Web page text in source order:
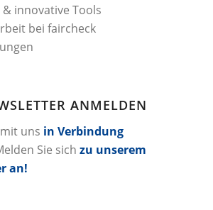
innovative Tools
bei faircheck
ANMELDEN
uns in Verbindung
Sie sich zu unserem
an!